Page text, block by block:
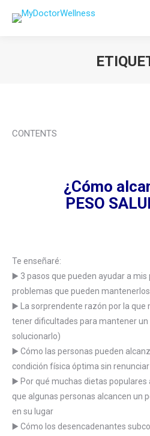
CONTENTS
¿Cómo
PESO
Te enseñaré:
▶️ 3 pasos que pueden ayudar a mis
problemas que pueden
▶️ La sorprendente razón por la que
tener dificultades para mantener
solucionarlo)
▶️ Cómo las personas pueden
condición física óptima sin
▶️ Por qué muchas dietas
que algunas personas alcancen un
en su lugar
▶️ Cómo los desencadenantes